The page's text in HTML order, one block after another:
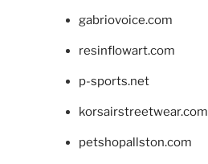
gabriovoice.com
resinflowart.com
p-sports.net
korsairstreetwear.com
petshopallston.com